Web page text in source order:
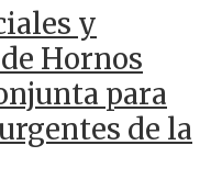
y
Hornos
para
de la